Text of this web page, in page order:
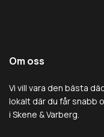
Om oss
Vi vill vara den bästa
lokalt där du får snabb
i Skene & Varberg.